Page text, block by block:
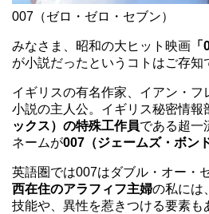
007（ゼロ・ゼロ・セブン）
みなさま、昭和の大ヒット映画
が小説だったというコトはご存知
イギリスの有名作家、イアン・フ
小説の主人公。イギリス秘密情報
ックス）の特殊工作員である超一
ネームが007（ジェームズ・ボンド
英語圏では007はダブル・オー・
西在住のアラフィフ主婦の私には
技能や、異性を惹きつける要素も